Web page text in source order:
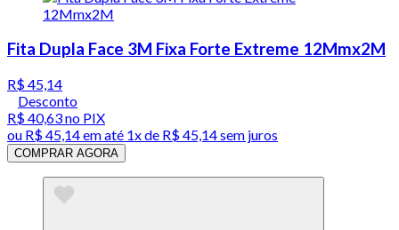
Fita Dupla Face 3M Fixa Forte Extreme 12Mmx2M
R$ 45,14
Desconto
R$ 40,63no PIX
ou R$ 45,14em até 1x de R$ 45,14sem juros
COMPRAR AGORA